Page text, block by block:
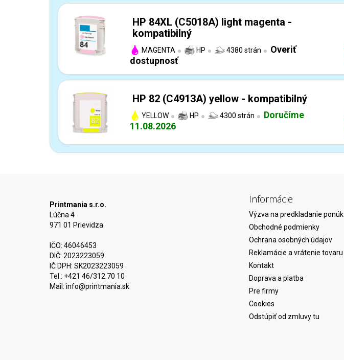
HP 84XL (C5018A) light magenta -
kompatibilný
MAGENTA HP 4380 strán
Overiť
dostupnosť
HP 82 (C4913A) yellow - kompatibilný
YELLOW HP 4300 strán
Doručíme
11.08.2026
Printmania s.r.o.
Lúčna 4
971 01 Prievidza
IČO: 46046453
DIČ: 2023223059
IČ DPH: SK2023223059
Tel.: +421 46/312 70 10
Mail: info@printmania.sk
Informácie
Výzva na predkladanie ponúk
Obchodné podmienky
Ochrana osobných údajov
Reklamácie a vrátenie tovaru
Kontakt
Doprava a platba
Pre firmy
Cookies
Odstúpiť od zmluvy tu